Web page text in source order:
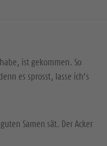
ist gekommen. So
es sprosst, lasse ich’s
Samen sät. Der Acker